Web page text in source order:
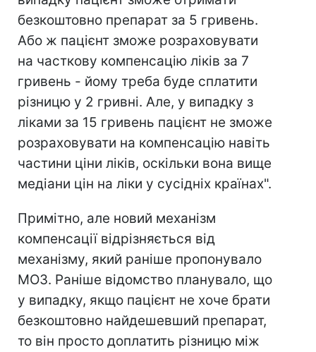
безкоштовно препарат за 5 гривень.
Або ж пацієнт зможе розраховувати
на часткову компенсацію ліків за 7
гривень - йому треба буде сплатити
різницю у 2 гривні. Але, у випадку з
ліками за 15 гривень пацієнт не зможе
розраховувати на компенсацію навіть
частини ціни ліків, оскільки вона вище
медіани цін на ліки у сусідніх країнах".
Примітно, але новий механізм
компенсації відрізняється від
механізму, який раніше пропонувало
МОЗ. Раніше відомство планувало, що
у випадку, якщо пацієнт не хоче брати
безкоштовно найдешевший препарат,
то він просто доплатить різницю між